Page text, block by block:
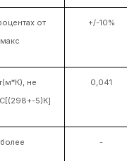
от
+/-10%
не
5)К]
0,041
-